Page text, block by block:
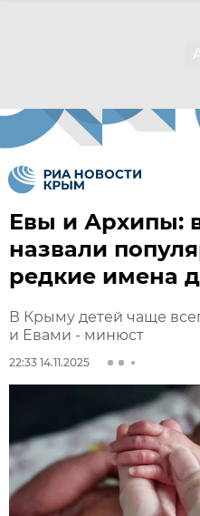
Евы и Архипы:
назвали
редкие имена
В Крыму детей чаще
и Евами - минюст
22:33 14.11.2025